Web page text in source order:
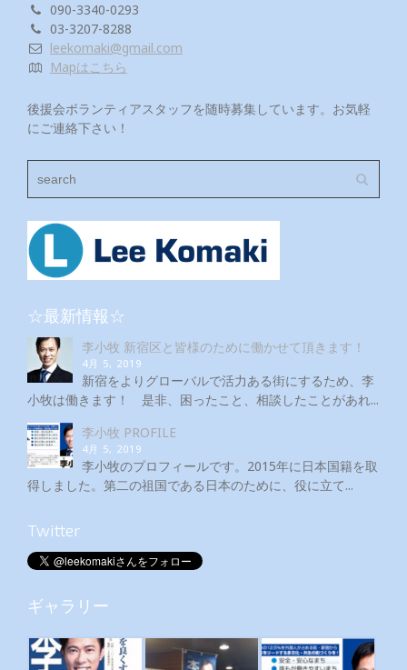
090-3340-0293
03-3207-8288
leekomaki@gmail.com
Mapはこちら
後援会ボランティアスタッフを随時募集しています。お気軽
にご連絡下さい！
☆最新情報☆
李小牧 新宿区と皆様のために働かせて頂きます！
4月 5, 2019
新宿をよりグローバルで活力ある街にするため、李
小牧は働きます！ 是非、困ったこと、相談したことがあれ...
李小牧 PROFILE
4月 5, 2019
李小牧のプロフィールです。2015年に日本国籍を取
得しました。第二の祖国である日本のために、役に立て...
Twitter
ギャラリー